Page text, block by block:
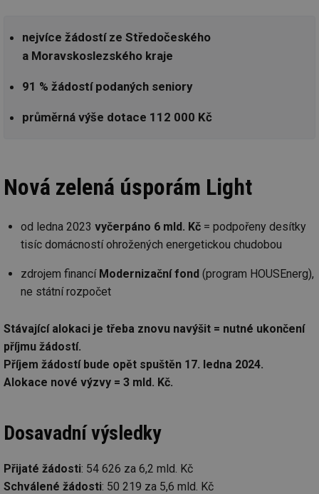
nejvíce žádostí ze Středočeského
a Moravskoslezského kraje
91 % žádostí podaných seniory
průměrná výše dotace 112 000 Kč
Nová zelená úsporám Light
od ledna 2023 vyčerpáno 6 mld. Kč = podpořeny desítky
tisíc domácností ohrožených energetickou chudobou
zdrojem financí Modernizační fond (program HOUSEnerg),
ne státní rozpočet
Stávající alokaci je třeba znovu navýšit = nutné ukončení
příjmu žádostí.
Příjem žádostí bude opět spuštěn 17. ledna 2024.
Alokace nové výzvy = 3 mld. Kč.
Dosavadní výsledky
Přijaté žádosti: 54 626 za 6,2 mld. Kč
Schválené žádosti: 50 219 za 5,6 mld. Kč